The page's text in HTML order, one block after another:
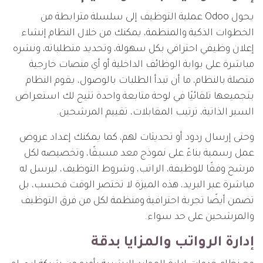
يحول Odoo عملية التوظيف إلى سلسلة مترابطة من
الخطوات الذكية والمنظمة، يمكنك من خلال النظام إنشاء
إعلان وظيفي احترافي بكل سهولة، وتحديد متطلباته، ونشره
مباشرة على بوابة الوظائف الداخلية أو أي منصات خارجية
متصلة بالنظام، ما أن تبدأ الطلبات بالوصول، يقوم النظام
بتجميعها تلقائيًا في لوحة متابعة واحدة تتيح لك استعراض
السير الذاتية، ترتيب المقابلات، تقييم المرشحين.
وحتى إرسال ردود أو تحديثات لهم، كما يمكنك إعداد عروض
عمل رسمية بناءً على نموذج معد مسبقًا، وتخصيصه لكل
مرشح وفقًا للوظيفة، الراتب، وشروط التوظيف، ليرسل له
مباشرة عبر البريد، هذه الميزة لا تختصر الوقت فحسب، بل
تضمن أيضًا تجربة احترافية ومنظمة لكل من فرق التوظيف
والمرشحين على حد سواء.
إدارة الرواتب والمزايا بدقة